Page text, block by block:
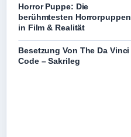
Horror Puppe: Die
berühmtesten Horrorpuppen
in Film & Realität
Besetzung Von The Da Vinci
Code – Sakrileg